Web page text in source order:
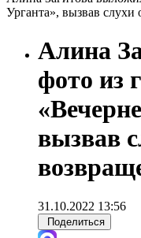
Урганта», вызвав
Алина
фото из
вызвав
31.10.2022 13:56
Поделиться